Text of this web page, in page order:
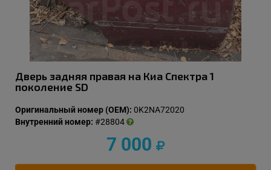
Дверь задняя правая на Киа Спектра 1
поколение SD
Оригинальный номер (OEM): 0K2NA72020
Внутренний номер: #28804
7 000